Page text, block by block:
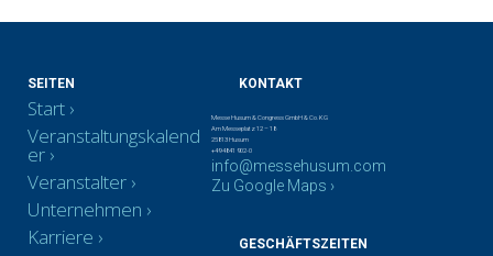
SEITEN
Start
Veranstaltungskalend
er
Veranstalter
Unternehmen
Karriere
KONTAKT
Messe Husum & Congress GmbH & Co. KG
Am Messeplatz 12 – 18
25813 Husum
+49 4841 902-0
info@messehusum.com
Zu Google Maps ›
GESCHÄFTSZEITEN